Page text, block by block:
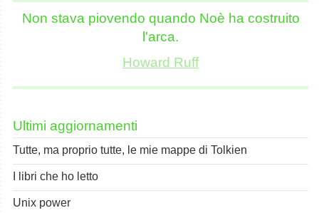
Non stava piovendo quando Noè ha costruito
l'arca.
Howard Ruff
Ultimi aggiornamenti
Tutte, ma proprio tutte, le mie mappe di Tolkien
I libri che ho letto
Unix power